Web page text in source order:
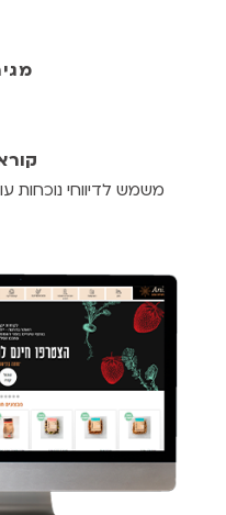
משמש לדיווחי נוכחות